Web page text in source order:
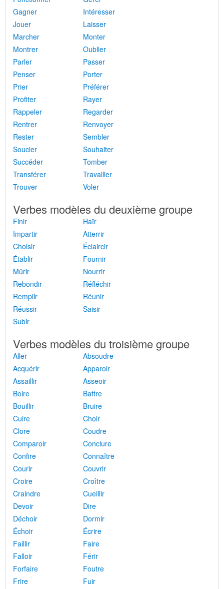
Gagner
Intéresser
Jouer
Laisser
Marcher
Monter
Montrer
Oublier
Parler
Passer
Penser
Porter
Prier
Préférer
Profiter
Rayer
Rappeler
Regarder
Rentrer
Renvoyer
Rester
Sembler
Soucier
Souhaiter
Succéder
Tomber
Transférer
Travailler
Trouver
Voler
Verbes modèles du deuxième groupe
Finir
Haïr
Impartir
Atterrir
Choisir
Éclaircir
Établir
Fournir
Mûrir
Nourrir
Rebondir
Réfléchir
Remplir
Réunir
Réussir
Saisir
Subir
Verbes modèles du troisième groupe
Aller
Absoudre
Acquérir
Apparoir
Assaillir
Asseoir
Boire
Battre
Bouillir
Bruire
Cuire
Choir
Clore
Coudre
Comparoir
Conclure
Confire
Connaître
Courir
Couvrir
Croire
Croître
Craindre
Cueillir
Devoir
Dire
Déchoir
Dormir
Échoir
Écrire
Faillir
Faire
Falloir
Férir
Forfaire
Foutre
Frire
Fuir